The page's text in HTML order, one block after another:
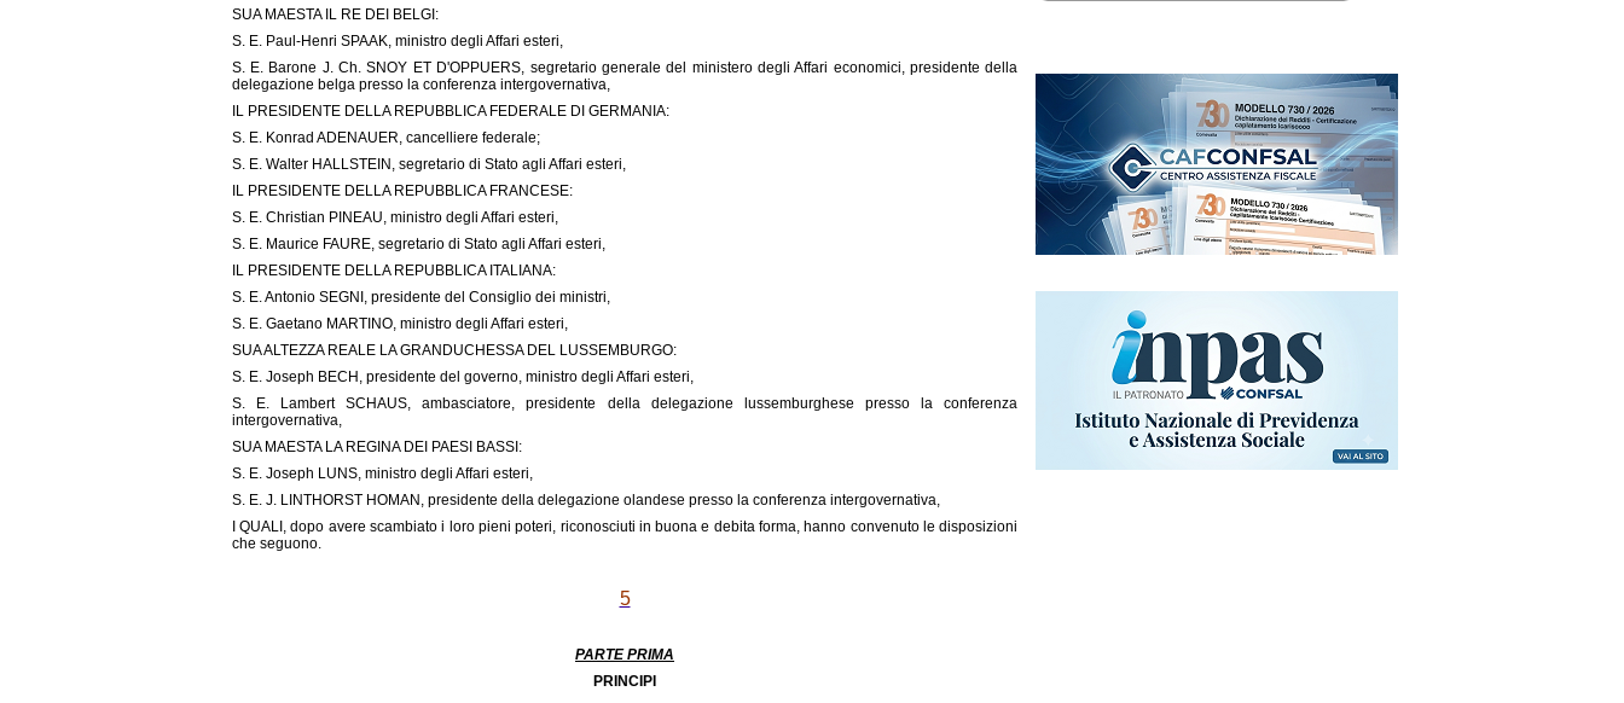
SUA MAESTA IL RE DEI BELGI:
S. E. Paul-Henri SPAAK, ministro degli Affari esteri,
S. E. Barone J. Ch. SNOY ET D'OPPUERS, segretario generale del ministero degli Affari economici, presidente della
delegazione belga presso la conferenza intergovernativa,
IL PRESIDENTE DELLA REPUBBLICA FEDERALE DI GERMANIA:
S. E. Konrad ADENAUER, cancelliere federale;
S. E. Walter HALLSTEIN, segretario di Stato agli Affari esteri,
IL PRESIDENTE DELLA REPUBBLICA FRANCESE:
S. E. Christian PINEAU, ministro degli Affari esteri,
S. E. Maurice FAURE, segretario di Stato agli Affari esteri,
IL PRESIDENTE DELLA REPUBBLICA ITALIANA:
S. E. Antonio SEGNI, presidente del Consiglio dei ministri,
S. E. Gaetano MARTINO, ministro degli Affari esteri,
SUA ALTEZZA REALE LA GRANDUCHESSA DEL LUSSEMBURGO:
S. E. Joseph BECH, presidente del governo, ministro degli Affari esteri,
S. E. Lambert SCHAUS, ambasciatore, presidente della delegazione lussemburghese presso la conferenza
intergovernativa,
SUA MAESTA LA REGINA DEI PAESI BASSI:
S. E. Joseph LUNS, ministro degli Affari esteri,
S. E. J. LINTHORST HOMAN, presidente della delegazione olandese presso la conferenza intergovernativa,
I QUALI, dopo avere scambiato i loro pieni poteri, riconosciuti in buona e debita forma, hanno convenuto le disposizioni
che seguono.
5
PARTE PRIMA
PRINCIPI